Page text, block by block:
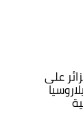
على